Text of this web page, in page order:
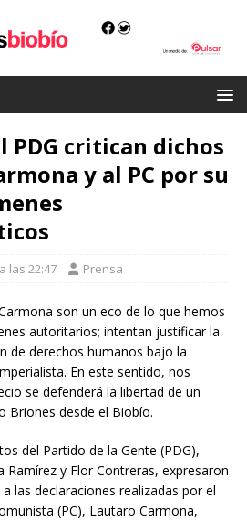
PDG critican dichos
y al PC por su
las 22:47 Prensa
son un eco de lo que hemos
autoritarios; intentan justificar la
de derechos humanos bajo la
En este sentido, nos
se defenderá la libertad de un
Briones desde el Biobío.
del Partido de la Gente (PDG),
Ramírez y Flor Contreras, expresaron
las declaraciones realizadas por el
(PC), Lautaro Carmona,